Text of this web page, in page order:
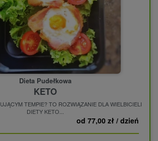
Dieta Pudełkowa
KETO
TEMPIE? TO ROZWIĄZANIE DLA WIELBICIELI
DIETY KETO...
od 77,00 zł / dzień